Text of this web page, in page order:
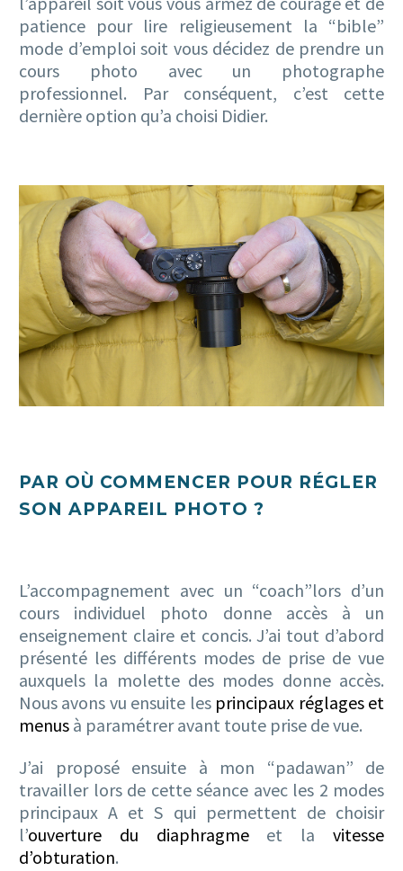
patience pour lire religieusement la “bible”
mode d’emploi soit vous décidez de prendre un
cours photo avec un photographe
professionnel. Par conséquent, c’est cette
dernière option qu’a choisi Didier.
PAR OÙ COMMENCER POUR RÉGLER
SON APPAREIL PHOTO ?
L’accompagnement avec un “coach”lors d’un
cours individuel photo donne accès à un
enseignement claire et concis. J’ai tout d’abord
présenté les différents modes de prise de vue
auxquels la molette des modes donne accès.
Nous avons vu ensuite les principaux réglages et
menus à paramétrer avant toute prise de vue.
J’ai proposé ensuite à mon “padawan” de
travailler lors de cette séance avec les 2 modes
principaux A et S qui permettent de choisir
l’ouverture du diaphragmeet lavitesse
d’obturation.